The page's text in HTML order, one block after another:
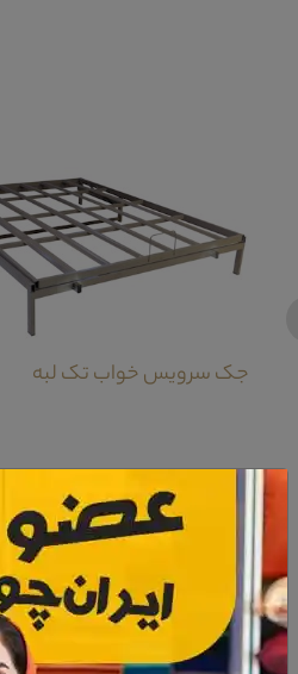
جک سرویس خواب تک لبه
معرفی دراور و قاب آینه سرویس
دراور و قاب آینه سرویس خوابویرا چه
از جنس شیشه در میان این قاب آینه که